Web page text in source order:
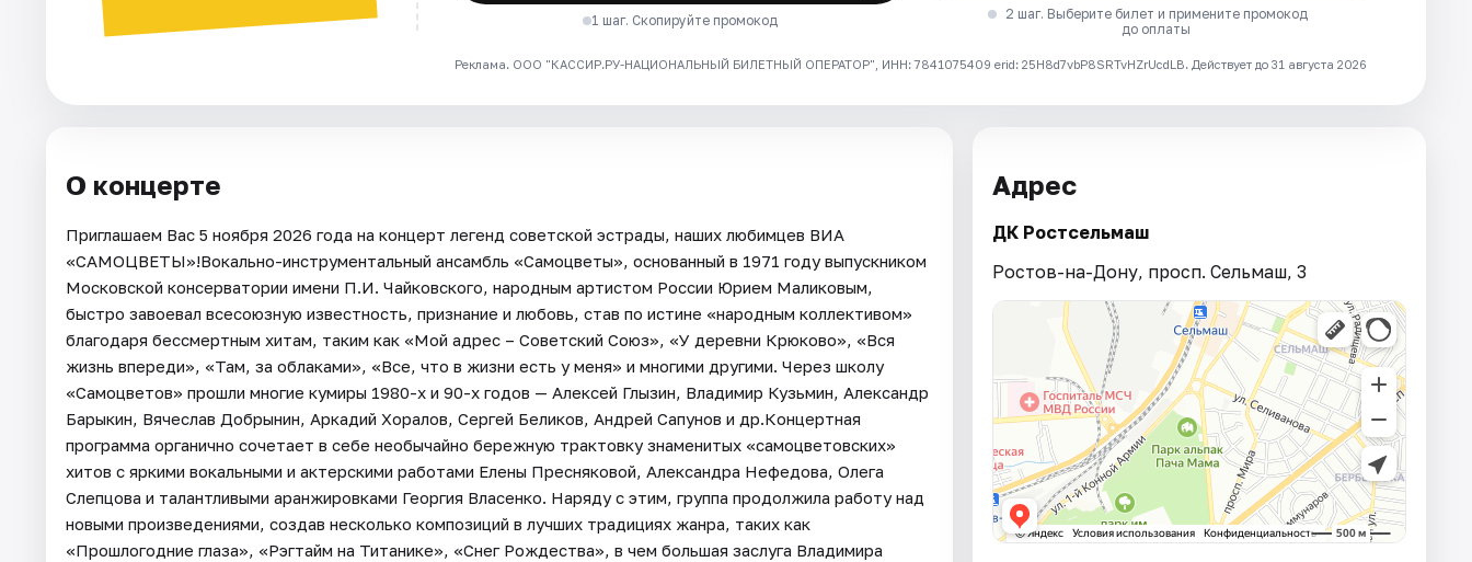
1 шаг. Скопируйте промокод
2 шаг. Выберите билет и примените промокод
до оплаты
Реклама. ООО "КАССИР.РУ-НАЦИОНАЛЬНЫЙ БИЛЕТНЫЙ ОПЕРАТОР", ИНН: 7841075409 erid: 25H8d7vbP8SRTvHZrUcdLB. Действует до 31 августа 2026
О концерте
Приглашаем Вас 5 ноября 2026 года на концерт легенд советской эстрады, наших любимцев ВИА
«САМОЦВЕТЫ»!Вокально-инструментальный ансамбль «Самоцветы», основанный в 1971 году выпускником
Московской консерватории имени П.И. Чайковского, народным артистом России Юрием Маликовым,
быстро завоевал всесоюзную известность, признание и любовь, став по истине «народным коллективом»
благодаря бессмертным хитам, таким как «Мой адрес – Советский Союз», «У деревни Крюково», «Вся
жизнь впереди», «Там, за облаками», «Все, что в жизни есть у меня» и многими другими. Через школу
«Самоцветов» прошли многие кумиры 1980-х и 90-х годов — Алексей Глызин, Владимир Кузьмин, Александр
Барыкин, Вячеслав Добрынин, Аркадий Хоралов, Сергей Беликов, Андрей Сапунов и др.Концертная
программа органично сочетает в себе необычайно бережную трактовку знаменитых «самоцветовских»
хитов с яркими вокальными и актерскими работами Елены Пресняковой, Александра Нефедова, Олега
Слепцова и талантливыми аранжировками Георгия Власенко. Наряду с этим, группа продолжила работу над
новыми произведениями, создав несколько композиций в лучших традициях жанра, таких как
«Прошлогодние глаза», «Рэгтайм на Титанике», «Снег Рождества», в чем большая заслуга Владимира
Адрес
ДК Ростсельмаш
Ростов-на-Дону, просп. Сельмаш, 3